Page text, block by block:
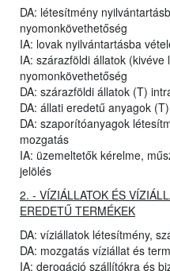
DA: létesítmény
nyomonkövethetőség
IA: lovak nyilvántartásba
IA: szárazföldi állatok
nyomonkövethetőség
DA: szárazföldi állatok (T)
DA: állati eredetű anyagok
DA: szaporítóanyagok
mozgatás
IA: üzemeltetők kérelme,
jelölés
2. - VÍZIÁLLATOK ÉS
EREDETŰ TERMÉKEK
DA: víziállatok létesítmény,
DA: mozgatás víziállat és
IA: derogáció szállítókra és